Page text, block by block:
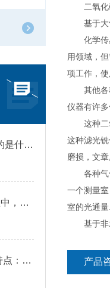
常见气体检测仪上的PPM指的是什么?
逸云天 | 在地铁隧道施工过程中，便携式气体检测仪是如何预警缺氧环境的？
一氧化碳气体检测仪的性能特点：逸云天分享
二氧化
基于大气
化学传感
用领域，
项工作，
其他各种
仪器有许
这种二氧
这种滤光
磨损，文
各种气体
一个测量
室的光通
基于非发
产品